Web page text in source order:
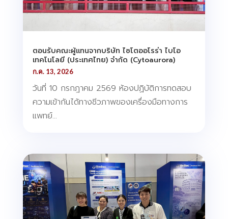
ตอนรับคณะผู้แทนจากบริษัท ไซโตออโรร่า ไบโอ
เทคโนโลยี (ประเทศไทย) จำกัด (Cytoaurora)
ก.ค. 13, 2026
วันที่ 10 กรกฎาคม 2569 ห้องปฏิบัติการทดสอบ
ความเข้ากันได้ทางชีวภาพของเครื่องมือทางการ
แพทย์...